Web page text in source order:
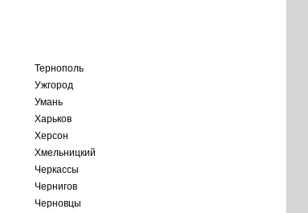
Тернополь
Ужгород
Умань
Харьков
Херсон
Хмельницкий
Черкассы
Чернигов
Черновцы